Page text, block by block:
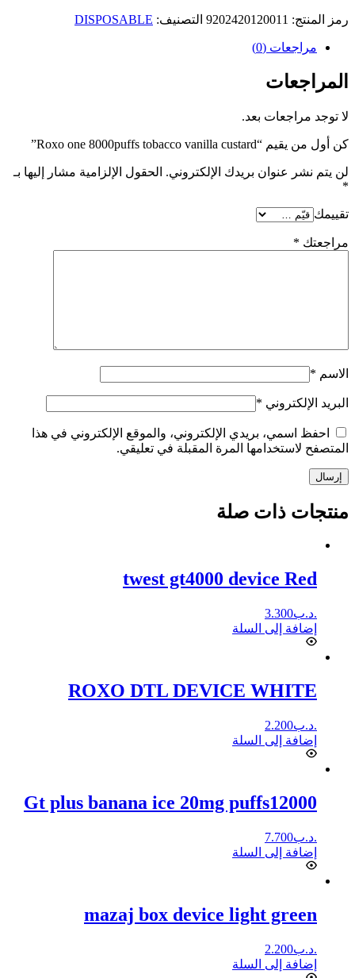
رمز المنتج: 9202420120011 التصنيف: DISPOSABLE
مراجعات (0)
المراجعات
لا توجد مراجعات بعد.
كن أول من يقيم “Roxo one 8000puffs tobacco vanilla custard”
لن يتم نشر عنوان بريدك الإلكتروني. الحقول الإلزامية مشار إليها بـ
*
تقييمك
مراجعتك *
الاسم *
البريد الإلكتروني *
احفظ اسمي، بريدي الإلكتروني، والموقع الإلكتروني في هذا
المتصفح لاستخدامها المرة المقبلة في تعليقي.
إرسال
منتجات ذات صلة
twest gt4000 device Red
.د.ب3.300
إضافة إلى السلة
ROXO DTL DEVICE WHITE
.د.ب2.200
إضافة إلى السلة
Gt plus banana ice 20mg puffs12000
.د.ب7.700
إضافة إلى السلة
mazaj box device light green
.د.ب2.200
إضافة إلى السلة